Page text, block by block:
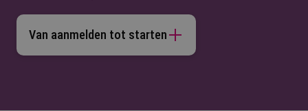
Van aanmelden tot starten